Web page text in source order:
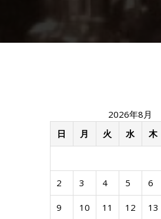
2026年8月
日
月 火 水 木
2 3 4 5 6
9 10 11 12 13